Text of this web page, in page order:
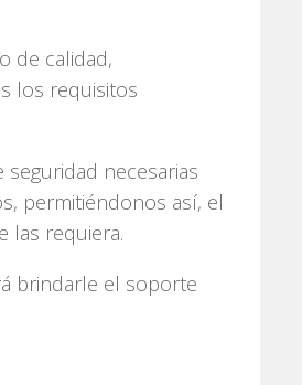
de calidad,
los requisitos
necesarias
permitiéndonos así, el
las requiera.
brindarle el soporte